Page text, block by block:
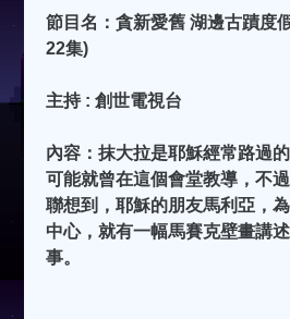
節目名：貪新愛舊 湖邊古蹟度
22集)
主持 : 創世電視台
內容：抹大拉是耶穌經常路過
可能就曾在這個會堂教導，不
聯想到，耶穌的朋友馬利亞，
中心，就有一幅馬賽克壁畫講
事。